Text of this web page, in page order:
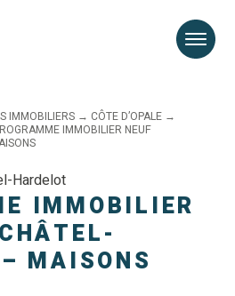
IMMOBILIERS → CÔTE D’OPALE →
IMMOBILIER NEUF
Hardelot
IMMOBILIER
MAISONS